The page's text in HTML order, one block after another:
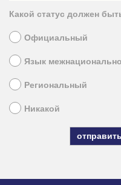
Какой статус должен
Официальный
Язык
Региональный
Никакой